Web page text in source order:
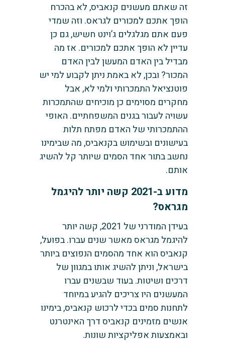
זה שאתם מעשנים קנאביס, לא בהכרח
הופך אתכם למכורים לגראס. וזה שמדי
פעם אתם מגלגלים ג’וינט חשיש, גם כן
עדיין לא הופך אתכם למכורים. אז מה
מבדיל בין האדם המעשן לבין האדם
המכור? ובכן, לא באמת ניתן לקבוע למי יש
פוטנציאל התמכרותי ולמי לא, אבל
מחקרים מסוימים כן מוכיחים שהתמכרות
עשויה לעבור בגנים המשפחתיים. האופי
ההתמכרותי של האדם מפתח תלות
בעישונים ובשימוש בקנאביס, מה שבימינו
נחשב בתור אחד הסמים שיותר קל להשיג
אותם.
מדוע ב-2021 קשה יותר להיגמל
מגראס?
בעידן המודרני של 2021, קשה יותר
להיגמל מגראס מאשר שנים עברו. בפועל,
קנאביס הוא אחד מהסמים הנפוצים ביותר
בישראל, וניתן להשיג אותו במגוון של
דרכים ושיטות. בעוד שבשנים עברו
המעשנים היו צריכים להגיע במיוחד
לתחנות סמים בכדי לרכוש קנאביס, בימינו
אנשים מזמינים קנאביס דרך האינטרנט
ובאמצעות אפליקציות שונות.